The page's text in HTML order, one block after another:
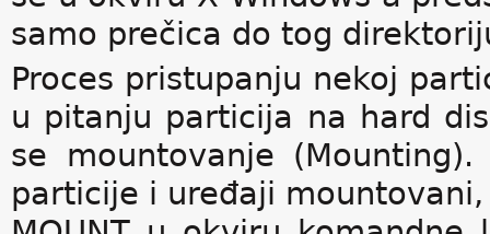
samo prečica do tog
Proces pristupanju nekoj
u pitanju particija na hard
se mountovanje
particije i uređaji